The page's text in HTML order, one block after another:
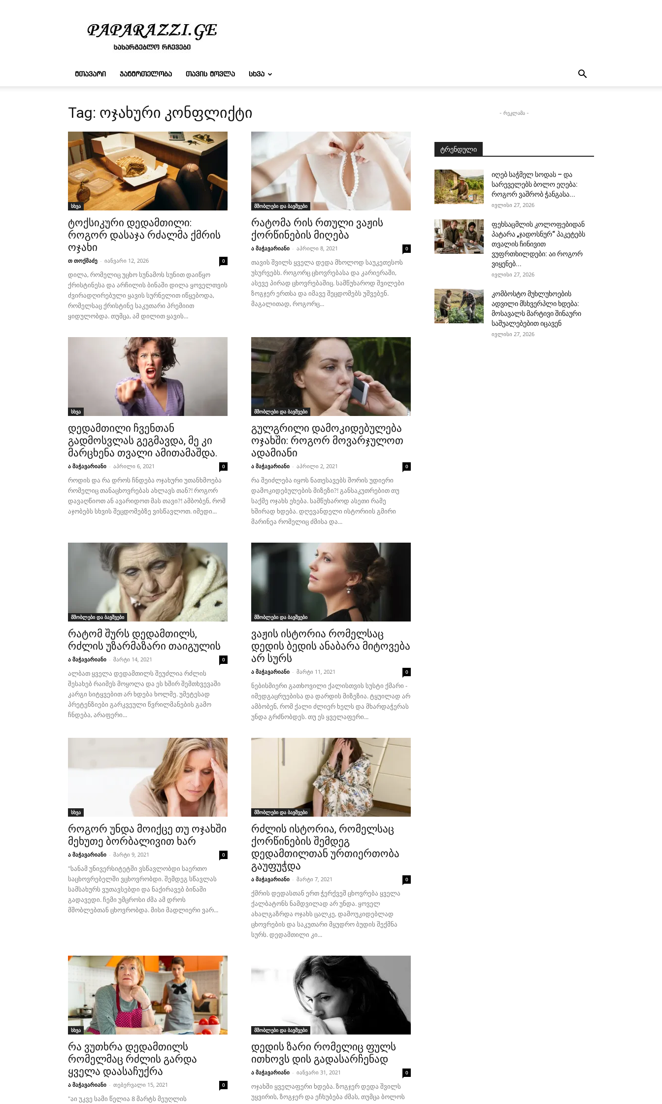
რჩევები
ᲛᲗᲐᲕᲐᲠᲘ ᲯᲐᲜᲛᲠᲗᲔᲚᲝᲑᲐ ᲗᲐᲕᲘᲡ ᲛᲝᲕᲚᲐ ᲡᲮᲕᲐ
Tag: ოჯახური კონფლიქტი
სხვა
ტოქსიკური დედამთილი:
როგორ დასაჯა რძალმა ქმრის
ოჯახი
თ თოქმაძე - იანვარი 12, 2026 0
დილა, რომელიც უცხო სუნამოს სუნით დაიწყო
ქრისტინესა და არჩილის ბინაში დილა ყოველთვის
ძვირადღირებული ყავის სურნელით იწყებოდა,
რომელსაც ქრისტინე საკუთარი პრემიით
ყიდულობდა. თუმცა, ამ დილით ყავის...
მშობლები და ბავშვები
რატომა რის რთული ვაჟის
ქორწინების მიღება
ა მაჭავარიანი - აპრილი 8, 2021 0
თავის შვილს ყველა დედა მხოლოდ საუკეთესოს
უსურვებს. როგორც ცხოვრებასა და კარიერაში,
ასევე პირად ცხოვრებაშიც. სამწუხაროდ შვილები
ზოგჯერ ერთსა და იმავე შეცდომებს უშვებენ.
მაგალითად, როგორც...
სხვა
დედამთილი ჩვენთან
გადმოსვლას გეგმავდა, მე კი
მარცხენა თვალი ამითამაშდა.
ა მაჭავარიანი - აპრილი 6, 2021 0
როდის და რა დროს ჩნდება ოჯახური უთანხმოება
რომელიც თანაცხოვრებას ახლავს თან?! როგორ
დავაღწიოთ ან ავარიდოთ მას თავი?! ამბობენ, რომ
აჯობებს სხვის შეცდომებზე ვისწავლოთ. იმედი...
მშობლები და ბავშვები
გულგრილი დამოკიდებულება
ოჯახში: როგორ მოვარჯულოთ
ადამიანი
ა მაჭავარიანი - აპრილი 2, 2021 0
რა შეიძლება იყოს ნათესავებს შორის უდიერი
დამოკიდებულების მიზეზი?! განსაკუთრებით თუ
საქმე ოჯახს ეხება. სამწუხაროდ ასეთი რამე
ხშირად ხდება. დღევანდელი ისტორიის გმირი
მარინეა რომელიც ძმისა და...
მშობლები და ბავშვები
რატომ შურს დედამთილს,
რძლის უზარმაზარი თაიგულის
ა მაჭავარიანი - მარტი 14, 2021 0
ალბათ ყველა დედამთილს შეუძლია რძლის
შესახებ რაიმეს მოყოლა და ეს ხშირ შემთხვევაში
კარგი სიტყვებით არ ხდება ხოლმე. უმეტესად
პრეტენზიები გარკვეული წვრილმანების გამო
ჩნდება, არაფერი...
მშობლები და ბავშვები
ვაჟის ისტორია რომელსაც
დედის ბედის ანაბარა მიტოვება
არ სურს
ა მაჭავარიანი - მარტი 11, 2021 0
ნებისმიერი გათხოვილი ქალისთვის სუსტი ქმარი -
იმედგაცრუებისა და დარდის მიზეზია. ტყუილად არ
ამბობენ, რომ ქალი ძლიერ ხელს და მხარდაჭერას
უნდა გრძნობდეს. თუ ეს ყველაფერი...
სხვა
როგორ უნდა მოიქცე თუ ოჯახში
მეხუთე ბორბალივით ხარ
ა მაჭავარიანი - მარტი 9, 2021 0
"სანამ უნივერსიტეტში ვსწავლობდი საერთო
საცხოვრებელში ვცხოვრობდი. შემდეგ სწავლას
სამსახურს ვუთავსებდი და ნაქირავებ ბინაში
გადავედი. ჩემი უმცროსი ძმა ამ დროს
მშობლებთან ცხოვრობდა. მისი მადლიერი ვარ...
მშობლები და ბავშვები
რძლის ისტორია, რომელსაც
ქორწინების შემდეგ
დედამთილთან ურთიერთობა
გაუფუჭდა
ა მაჭავარიანი - მარტი 7, 2021 0
ქმრის დედასთან ერთ ჭერქვეშ ცხოვრება ყველა
ქალბატონს ნამდვილად არ უნდა. ყოველ
ახალგაზრდა ოჯახს ცალკე, დამოუკიდებლად
ცხოვრების და საკუთარი მყუდრო ბუდის შექმნა
სურს. დედამთილი კი...
სხვა
რა ვუთხრა დედამთილს
რომელმაც რძლის გარდა
ყველა დაასაჩუქრა
ა მაჭავარიანი - თებერვალი 15, 2021 0
"აი უკვე სამი წელია 8 მარტს მეუღლის
მშობლები და ბავშვები
დედის ზარი რომელიც ფულს
ითხოვს დის გადასარჩენად
ა მაჭავარიანი - იანვარი 31, 2021 0
ოჯახში ყველაფერი ხდება. ზოგჯერ დედა შვილს
უყვირის, ზოგჯერ და ეჩხუბება ძმას, თუმცა ბოლოს
- რეკლამა -
ტრენდული
იღებ საჭმელ სოდას – და
სარეველებს ბოლო ეღება:
როგორ ვაშრობ ჭანგასა...
ივლისი 27, 2026
ფეხსაცმლის კოლოფებიდან
პატარა „ჯადოსნურ“ პაკეტებს
თვალის ჩინივით
ვუფრთხილდები: აი როგორ
ვიყენებ...
ივლისი 27, 2026
კომბოსტო მუხლუხოების
ადვილი მსხვერპლი ხდება:
მოსავალს მარტივი შინაური
საშუალებებით იცავენ
ივლისი 27, 2026